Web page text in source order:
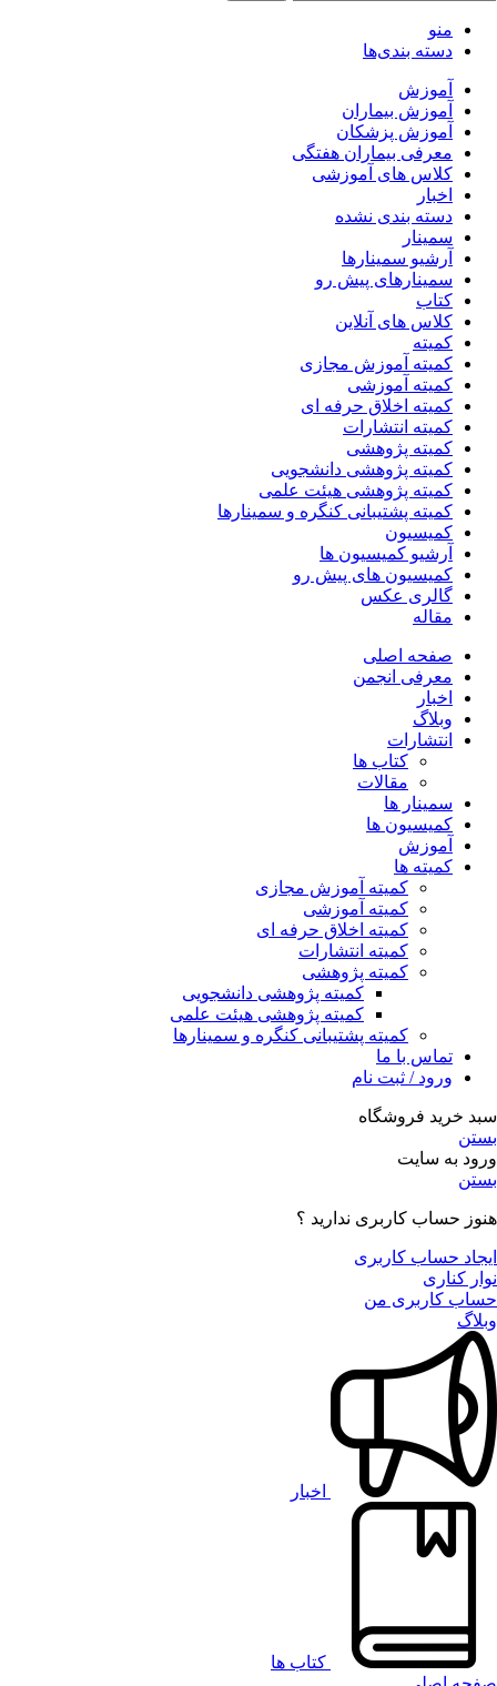
منو
دسته بندی‌ها
آموزش
آموزش بیماران
آموزش پزشکان
معرفی بیماران هفتگی
کلاس های آموزشی
اخبار
دسته بندی نشده
سمینار
آرشیو سمینارها
سمینارهای پیش رو
کتاب
کلاس های آنلاین
کمیته
کمیته آموزش مجازی
کمیته آموزشی
کمیته اخلاق حرفه ای
کمیته انتشارات
کمیته پژوهشی
کمیته پژوهشی دانشجویی
کمیته پژوهشی هیئت علمی
کمیته پشتیبانی کنگره و سمینارها
کمیسیون
آرشیو کمیسیون ها
کمیسیون های پیش رو
گالری عکس
مقاله
صفحه اصلی
معرفی انجمن
اخبار
وبلاگ
انتشارات
کتاب ها
مقالات
سمینار ها
کمیسیون ها
آموزش
کمیته ها
کمیته آموزش مجازی
کمیته آموزشی
کمیته اخلاق حرفه ای
کمیته انتشارات
کمیته پژوهشی
کمیته پژوهشی دانشجویی
کمیته پژوهشی هیئت علمی
کمیته پشتیبانی کنگره و سمینارها
تماس با ما
ورود / ثبت نام
سبد خرید فروشگاه
بستن
ورود به سایت
بستن
هنوز حساب کاربری ندارید ؟
ایجاد حساب کاربری
نوار کناری
حساب کاربری من
وبلاگ
اخبار
کتاب ها